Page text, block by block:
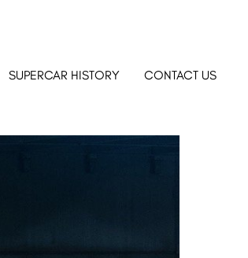
SUPERCAR HISTORY CONTACT US